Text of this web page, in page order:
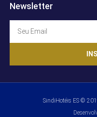
Newsletter
SindiHotéis ES ©